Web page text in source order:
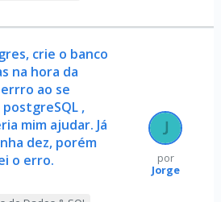
crie o banco
na hora da
ao se
,
mim ajudar. Já
dez, porém
o erro.
por
Jorge